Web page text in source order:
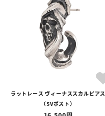
全ての商品
価格
ラットレース ヴィーナススカルピアス
（SVポスト）